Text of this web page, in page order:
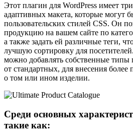
Этот плагин для WordPress имеет
адаптивных макета, которые могут
пользовательских стилей CSS. Он
продукцию на вашем сайте по
а также задать ей различные теги,
лучшую сортировку для
можно добавлять собственные
от стандартных, для внесения
о том или ином изделии.
Среди основных
такие как: